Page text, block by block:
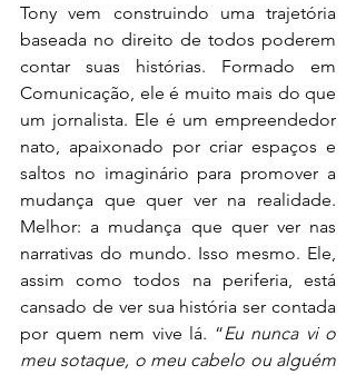
Tony vem construindo uma trajetória
baseada no direito de todos poderem
contar suas histórias. Formado em
Comunicação, ele é muito mais do que
um jornalista. Ele é um empreendedor
nato, apaixonado por criar espaços e
saltos no imaginário para promover a
mudança que quer ver na realidade.
Melhor: a mudança que quer ver nas
narrativas do mundo. Isso mesmo. Ele,
assim como todos na periferia, está
cansado de ver sua história ser contada
por quem nem vive lá. “Eu nunca vi o
meu sotaque, o meu cabelo ou alguém